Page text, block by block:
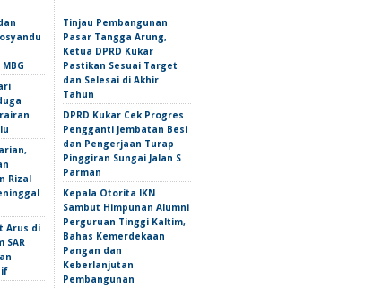
Rizal
Arus di
SAR
Tinjau Pembangunan
Pasar Tangga Arung,
Ketua DPRD Kukar
Pastikan Sesuai Target
dan Selesai di Akhir
Tahun
DPRD Kukar Cek Progres
Pengganti Jembatan Besi
dan Pengerjaan Turap
Pinggiran Sungai Jalan S
Parman
Kepala Otorita IKN
Sambut Himpunan Alumni
Perguruan Tinggi Kaltim,
Bahas Kemerdekaan
Pangan dan
Keberlanjutan
Pembangunan